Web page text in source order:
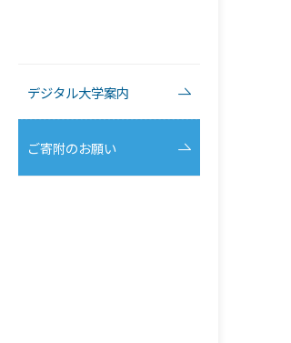
デジタル大学案内
ご寄附のお願い